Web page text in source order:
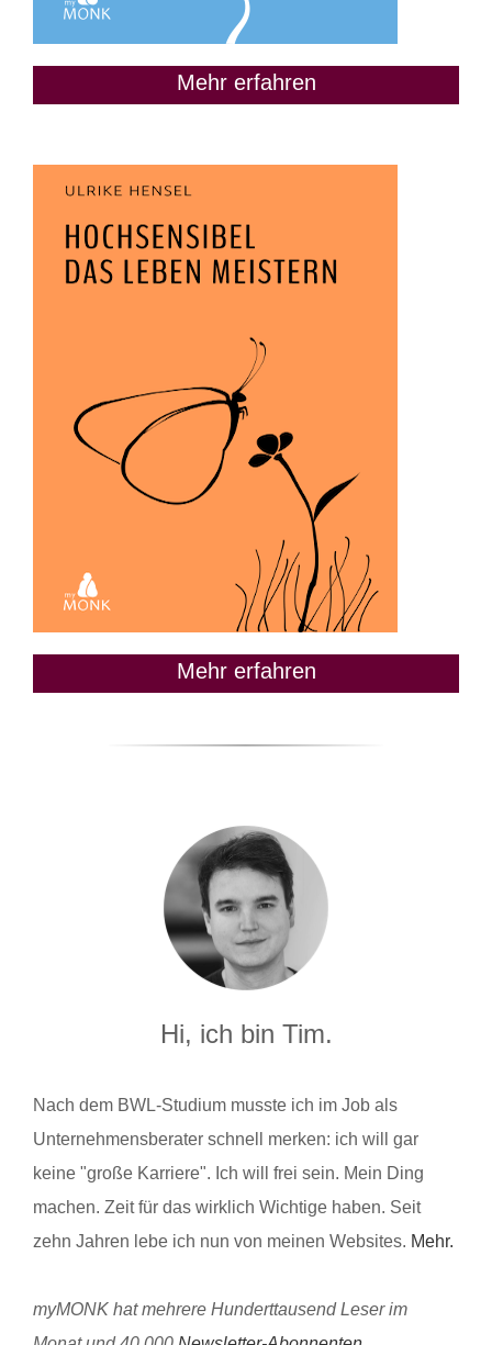
Mehr erfahren
Mehr erfahren
Hi, ich bin Tim.
Nach dem BWL-Studium musste ich im Job als
Unternehmensberater schnell merken: ich will gar
keine "große Karriere". Ich will frei sein. Mein Ding
machen. Zeit für das wirklich Wichtige haben. Seit
zehn Jahren lebe ich nun von meinen Websites. Mehr.
myMONK hat mehrere Hunderttausend Leser im